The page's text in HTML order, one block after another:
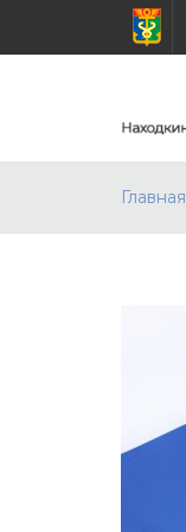
Главная